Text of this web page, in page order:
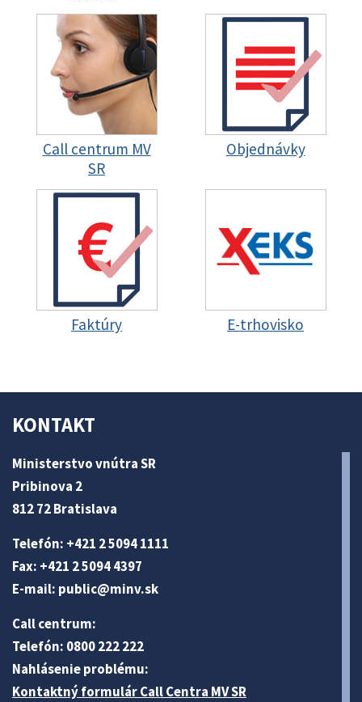
Call centrum MV
SR
Objednávky
Faktúry E-trhovisko
KONTAKT
Ministerstvo vnútra SR
Pribinova 2
812 72 Bratislava
Telefón: +421 2 5094 1111
Fax: +421 2 5094 4397
E-mail: public@minv.sk
Call centrum:
Telefón: 0800 222 222
Nahlásenie problému:
Kontaktný formulár Call Centra MV SR